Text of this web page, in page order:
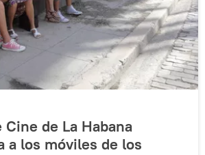
Cine de La Habana
a los móviles de los